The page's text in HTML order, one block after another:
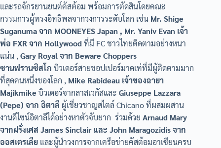
และรถจักรยานยนต์คัสต้อม พร้อมการตัดสินโดยคณะ
กรรมการผู้ทรงอิทธิพลจากวงการระดับโลก เช่น Mr. Shige
Suganuma จาก MOONEYES Japan , Mr. Yaniv Evan เจ้า
พ่อ FXR จาก Hollywood ที่มี FC ชาวไทยติดตามอย่างหนา
แน่น , Gary Royal จาก Beware Choppers
ซานฟรานซิสโก บิวเดอร์สายชอปเปอร์มาดเท่ที่มีผู้ติดตามมาก
ที่สุดคนหนึ่งของโลก , Mike Rabideau เจ้าของฉายา
Majikmike บิวเดอร์จากลาสเวกัสและ Giuseppe Lazzara
(Pepe) จาก อิตาลี ผู้เชี่ยวชาญสไตล์ Chicano ที่ผสมผสาน
งานดีไซน์อิตาลีได้อย่างหาตัวจับยาก ร่วมด้วย Arnaud Mary
จากฝรั่งเศส James Sinclair และ John Maragozidis จาก
ออสเตรเลีย และผู้นำวงการจากเครือข่ายคัสต้อมอาเซียนครบ